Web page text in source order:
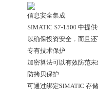
信息安全集成
SIMATIC S7-1500 中提
以确保投资安全，而且
专有技术保护
加密算法可以有效防范
防拷贝保护
可通过绑定SIMATIC 存